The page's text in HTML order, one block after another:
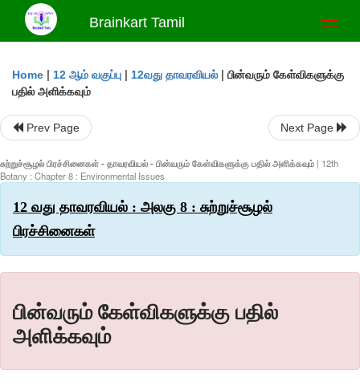
Brainkart Tamil
Home | 12 ஆம் வகுப்பு | 12வது தாவரவியல் | பின்வரும் கேள்விகளுக்கு
பதில் அளிக்கவும்
Prev Page Next Page
சுற்றுச்சூழல் பிரச்சினைகள் - தாவரவியல் - பின்வரும் கேள்விகளுக்கு பதில் அளிக்கவும் | 12th
Botany : Chapter 8 : Environmental Issues
12 வது தாவரவியல் : அலகு 8 : சுற்றுச்சூழல்
பிரச்சினைகள்
பின்வரும் கேள்விகளுக்கு பதில்
அளிக்கவும்